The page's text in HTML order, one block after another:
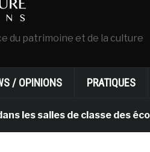
du patrimoine et de la culture
/ OPINIONS PRATIQUES
salles de classe des écoles